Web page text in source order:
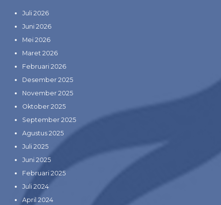
Juli 2026
Juni 2026
Mei 2026
Maret 2026
Februari 2026
Desember 2025
November 2025
Oktober 2025
September 2025
Agustus 2025
Juli 2025
Juni 2025
Februari 2025
Juli 2024
April 2024